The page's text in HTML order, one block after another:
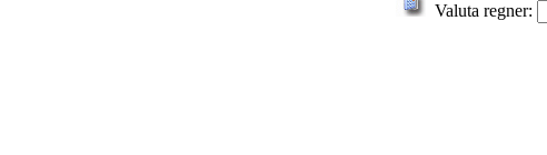
Valuta regner: